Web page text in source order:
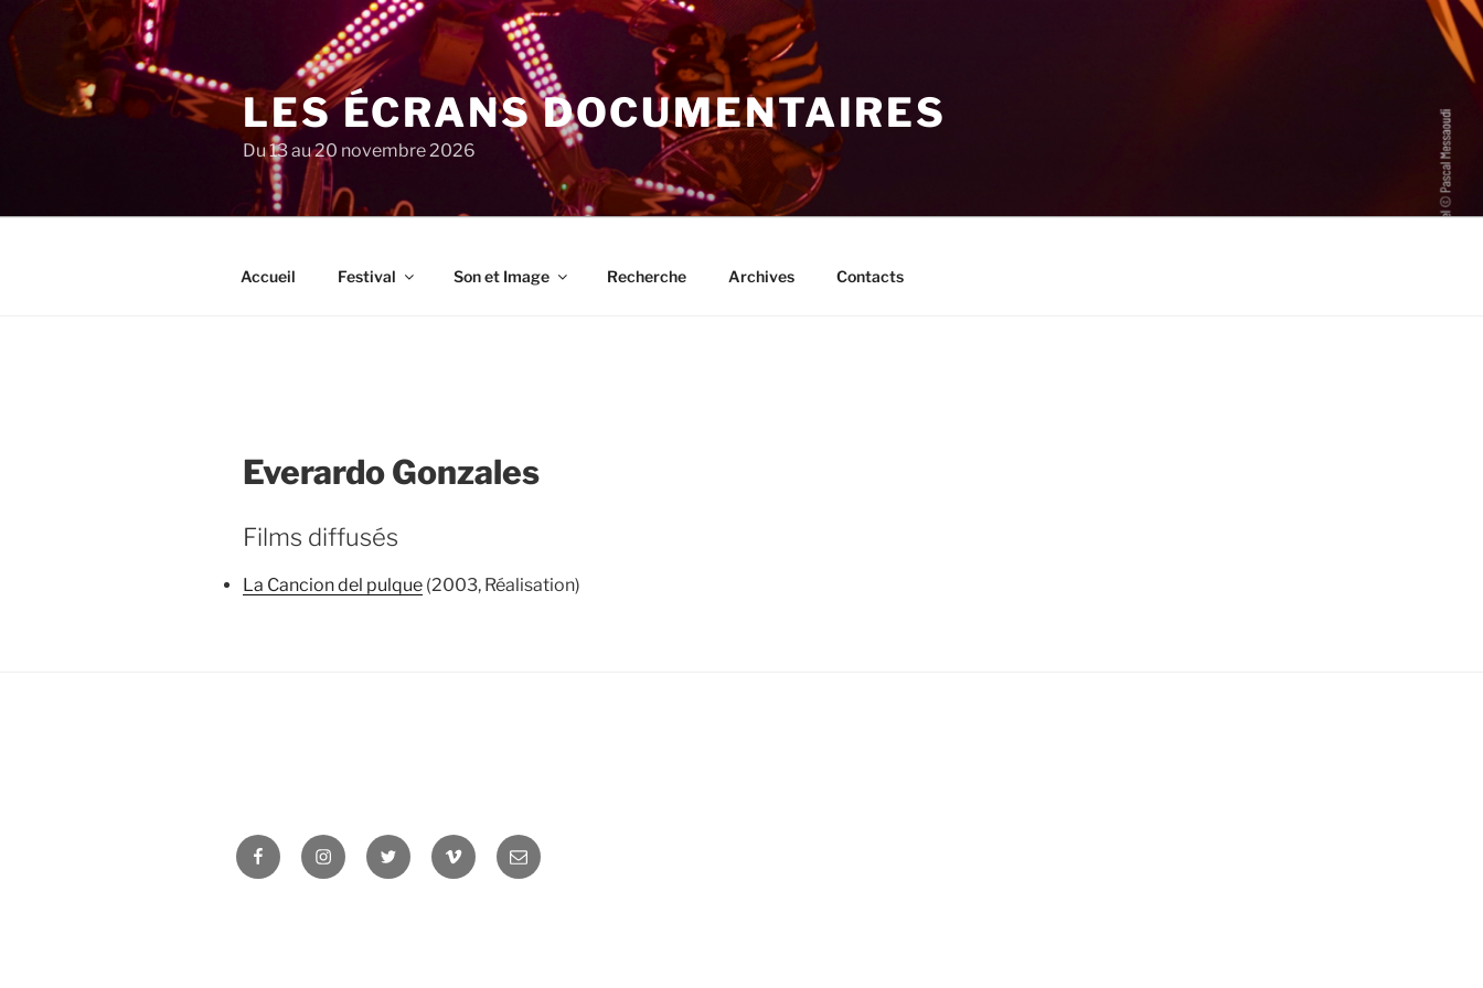
au
contenu
principal
LES ÉCRANS DOCUMENTAIRES
Du 13 au 20 novembre 2026
Accueil Festival Son et Image Recherche Archives Contacts
Everardo Gonzales
Films diffusés
La Cancion del pulque (2003, Réalisation)
FacebookInstagramTwitter Vimeo Newsletter